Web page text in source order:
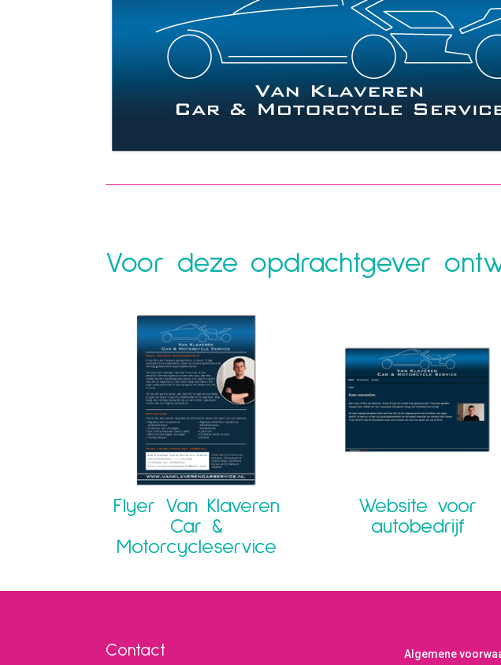
Voor deze opdrachtgever
Flyer Van Klaveren
Car &
Motorcycleservice
Website voor
autobedrijf
Contact Algemene